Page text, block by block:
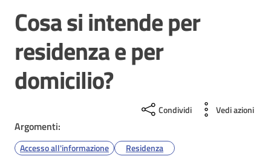
Cosa si intende per
residenza e per
domicilio?
Condividi Vedi azioni
Argomenti:
Accesso all'informazione Residenza